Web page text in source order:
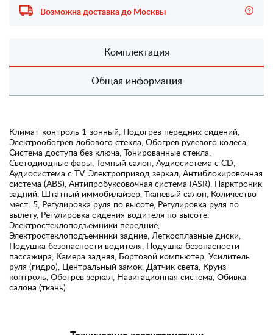
Возможна доставка до Москвы
Комплектация
Общая информация
Климат-контроль 1-зонный, Подогрев передних сидений,
Электрообогрев лобового стекла, Обогрев рулевого колеса,
Система доступа без ключа, Тонированные стекла,
Светодиодные фары, Темный салон, Аудиосистема с CD,
Аудиосистема с TV, Электропривод зеркал, Антиблокировочная
система (ABS), Антипробуксовочная система (ASR), Парктроник
задний, Штатный иммобилайзер, Тканевый салон, Количество
мест: 5, Регулировка руля по высоте, Регулировка руля по
вылету, Регулировка сидения водителя по высоте,
Электростеклоподъемники передние,
Электростеклоподъемники задние, Легкосплавные диски,
Подушка безопасности водителя, Подушка безопасности
пассажира, Камера задняя, Бортовой компьютер, Усилитель
руля (гидро), Центральный замок, Датчик света, Круиз-
контроль, Обогрев зеркал, Навигационная система, Обивка
салона (ткань)